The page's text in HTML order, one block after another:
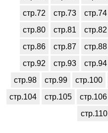
стр.72
стр.73 стр.74
стр.80
стр.81 стр.82
стр.86
стр.87 стр.88
стр.92
стр.93 стр.94
стр.98
стр.99 стр.100
стр.104
стр.105 стр.106
стр.110